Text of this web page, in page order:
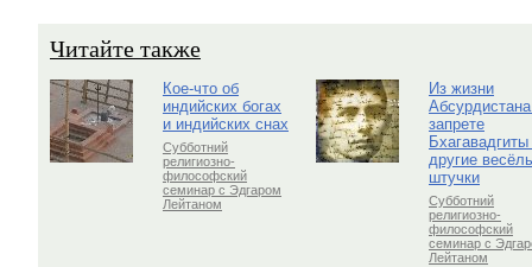
Читайте также
Кое-что об
индийских богах
и индийских снах
Субботний
религиозно-
философский
семинар с Эдгаром
Лейтаном
Из жизни
запрете
Бхагавадгиты
другие
штучки
Субботний
религиозно-
философский
семинар с
Лейтаном